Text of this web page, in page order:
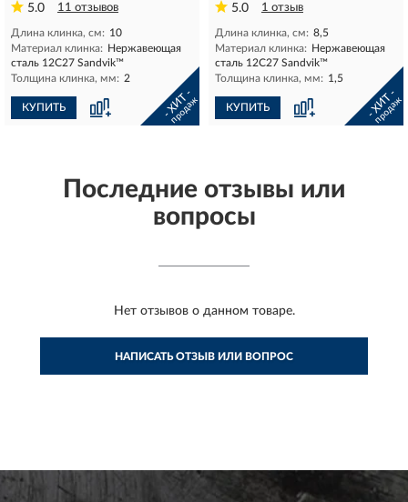
5.0
11 отзывов
Длина клинка, см: 10
Материал клинка: Нержавеющая
сталь 12С27 Sandvik™
Толщина клинка, мм: 2
КУПИТЬ - ХИТ -
продаж
5.0
1 отзыв
Длина клинка, см: 8,5
Материал клинка: Нержавеющая
сталь 12С27 Sandvik™
Толщина клинка, мм: 1,5
КУПИТЬ - ХИТ -
продаж
Последние отзывы или
вопросы
Нет отзывов о данном товаре.
НАПИСАТЬ ОТЗЫВ ИЛИ ВОПРОС